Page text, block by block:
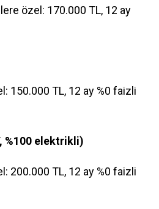
özel: 170.000 TL, 12 ay
150.000 TL, 12 ay %0 faizli
%100 elektrikli)
200.000 TL, 12 ay %0 faizli